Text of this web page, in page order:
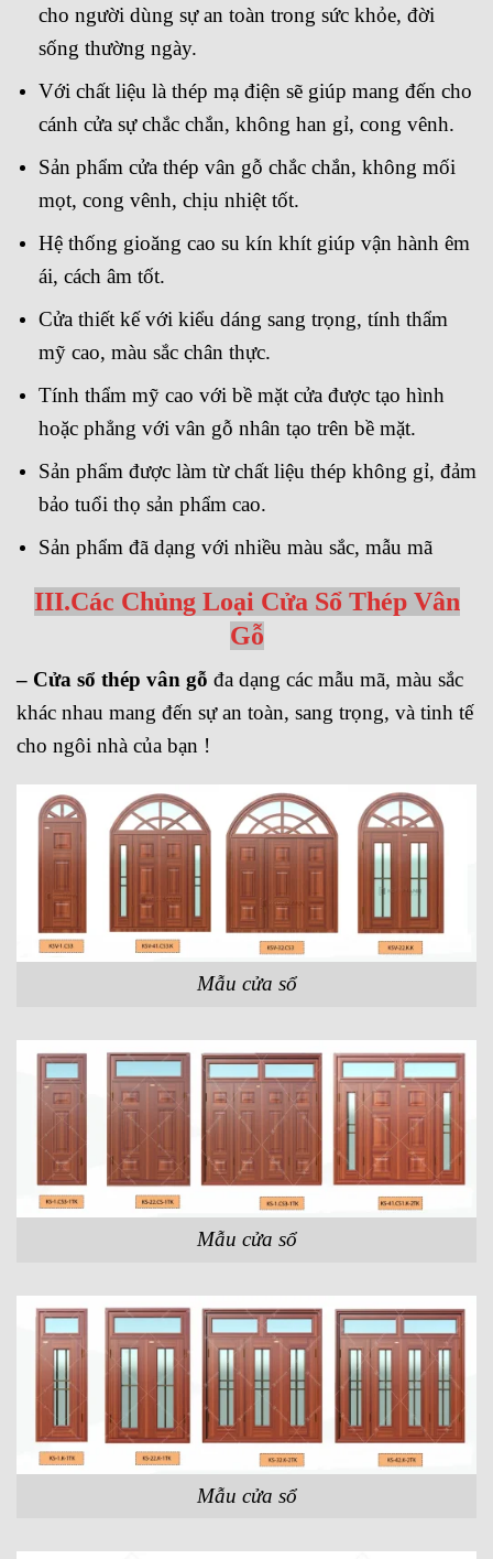
cho người dùng sự an toàn trong sức khỏe, đời
sống thường ngày.
Với chất liệu là thép mạ điện sẽ giúp mang đến cho
cánh cửa sự chắc chắn, không han gỉ, cong vênh.
Sản phẩm cửa thép vân gỗ chắc chắn, không mối
mọt, cong vênh, chịu nhiệt tốt.
Hệ thống gioăng cao su kín khít giúp vận hành êm
ái, cách âm tốt.
Cửa thiết kế với kiểu dáng sang trọng, tính thẩm
mỹ cao, màu sắc chân thực.
Tính thẩm mỹ cao với bề mặt cửa được tạo hình
hoặc phẳng với vân gỗ nhân tạo trên bề mặt.
Sản phẩm được làm từ chất liệu thép không gỉ, đảm
bảo tuổi thọ sản phẩm cao.
Sản phẩm đã dạng với nhiều màu sắc, mẫu mã
III.Các Chủng Loại Cửa Sổ Thép Vân
Gỗ
– Cửa sổ thép vân gỗ đa dạng các mẫu mã, màu sắc
khác nhau mang đến sự an toàn, sang trọng, và tinh tế
cho ngôi nhà của bạn !
Mẫu cửa sổ
Mẫu cửa sổ
Mẫu cửa sổ